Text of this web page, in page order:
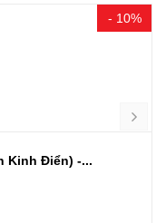
- 10%
Kinh Điển) -...